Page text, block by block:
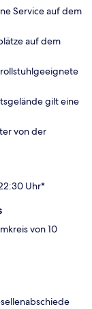
Service auf dem
auf dem
gilt eine
von der
Uhr*
von 10